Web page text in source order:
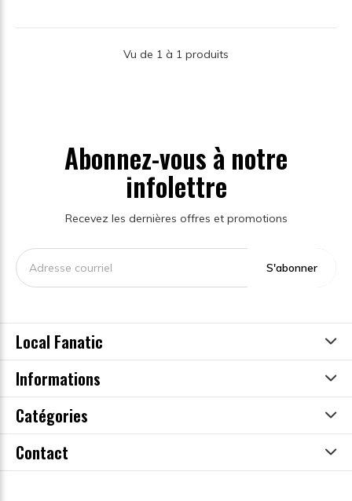
Vu de 1 à 1 produits
Abonnez-vous à notre
infolettre
Recevez les dernières offres et promotions
S'abonner
Local Fanatic
Informations
Catégories
Contact